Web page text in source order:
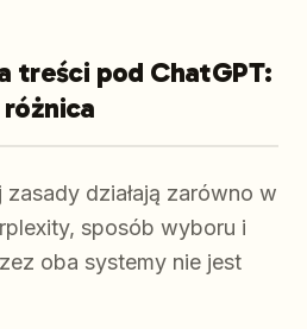
treści pod ChatGPT:
działają zarówno w
sposób wyboru i
oba systemy nie jest